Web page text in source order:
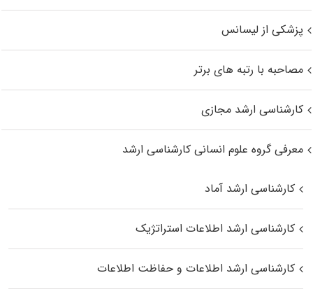
پزشکی از لیسانس
مصاحبه با رتبه های برتر
کارشناسی ارشد مجازی
معرفی گروه علوم انسانی کارشناسی ارشد
کارشناسی ارشد آماد
کارشناسی ارشد اطلاعات استراتژیک
کارشناسی ارشد اطلاعات و حفاظت اطلاعات